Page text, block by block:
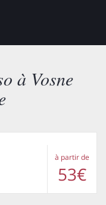
à Vosne
à partir de
53€